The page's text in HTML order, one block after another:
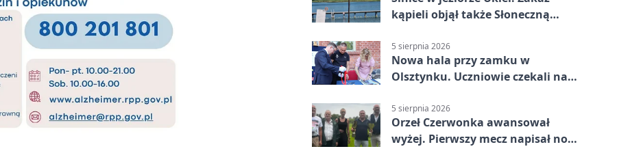
kąpieli objął także Słoneczną
5 sierpnia 2026
Nowa hala przy zamku w
Olsztynku. Uczniowie czekali na
5 sierpnia 2026
Orzeł Czerwonka awansował
wyżej. Pierwszy mecz napisał nowy